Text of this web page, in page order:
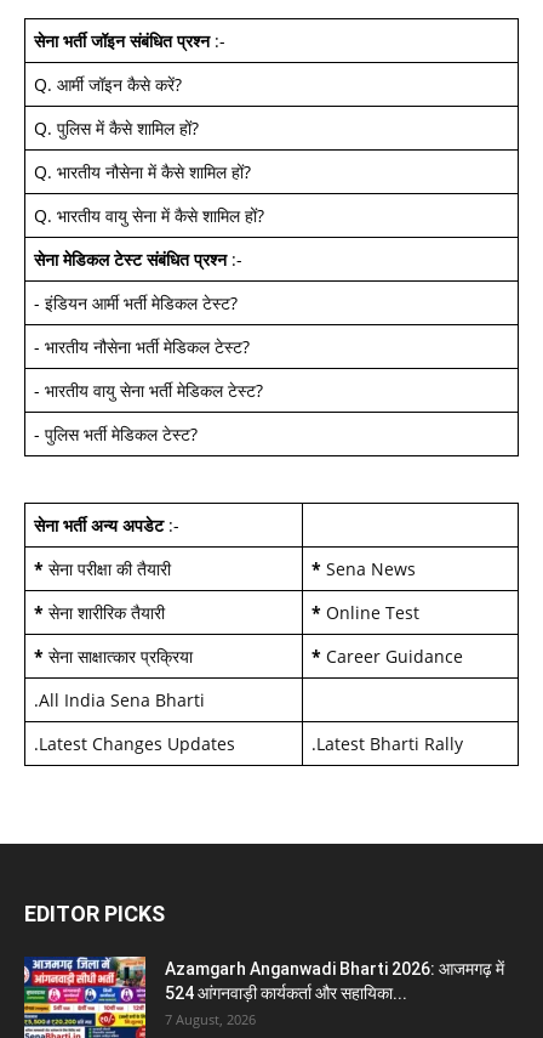
सेना भर्ती जॉइन संबंधित प्रश्न:-
Q. आर्मी जॉइन कैसे करें?
Q. पुलिस में कैसे शामिल हों?
Q. भारतीय नौसेना में कैसे शामिल हों?
Q. भारतीय वायु सेना में कैसे शामिल हों?
सेना मेडिकल टेस्ट संबंधित प्रश्न:-
- इंडियन आर्मी भर्ती मेडिकल टेस्ट?
- भारतीय नौसेना भर्ती मेडिकल टेस्ट?
- भारतीय वायु सेना भर्ती मेडिकल टेस्ट?
- पुलिस भर्ती मेडिकल टेस्ट?
सेना भर्ती अन्य अपडेट:-
* सेना परीक्षा की तैयारी * Sena News
* सेना शारीरिक तैयारी * Online Test
* सेना साक्षात्कार प्रक्रिया * Career Guidance
.All India Sena Bharti
.Latest Changes Updates .Latest Bharti Rally
EDITOR PICKS
Azamgarh Anganwadi Bharti 2026: आजमगढ़ में
524 आंगनवाड़ी कार्यकर्ता और सहायिका...
7 August, 2026